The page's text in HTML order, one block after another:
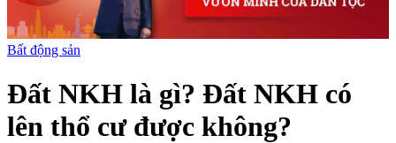
Bất động sản
Đất NKH là gì? Đất NKH có
lên thổ cư được không?